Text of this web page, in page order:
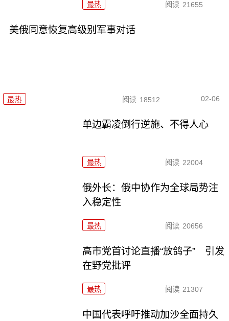
最热 阅读 21655
美俄同意恢复高级别军事对话
最热 阅读 18512 02-06
单边霸凌倒行逆施、不得人心
最热 阅读 22004
俄外长：俄中协作为全球局势注
入稳定性
最热 阅读 20656
高市党首讨论直播“放鸽子” 引发
在野党批评
最热 阅读 21307
中国代表呼吁推动加沙全面持久